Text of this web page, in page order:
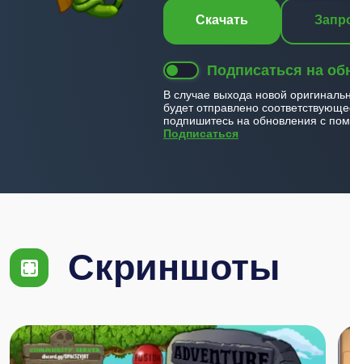
Скачать
Подписаться на
В случае выхода новой
будет отправлено
подпишитесь на обновления с
Подписаться
Скриншоты